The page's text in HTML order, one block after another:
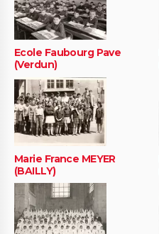
Ecole Faubourg Pave
(Verdun)
Marie France MEYER
(BAILLY)